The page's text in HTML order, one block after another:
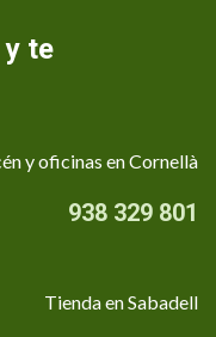
te
y oficinas en Cornellà
938 329 801
Tienda en Sabadell